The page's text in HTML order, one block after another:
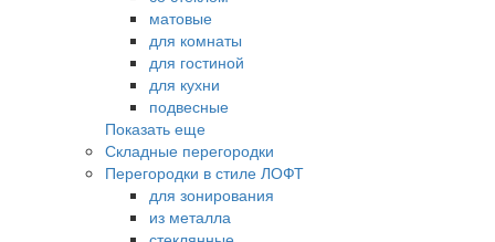
матовые
для комнаты
для гостиной
для кухни
подвесные
Показать еще
Складные перегородки
Перегородки в стиле ЛОФТ
для зонирования
из металла